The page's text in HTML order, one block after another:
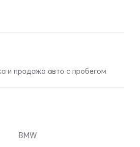
и продажа авто с пробегом
BMW